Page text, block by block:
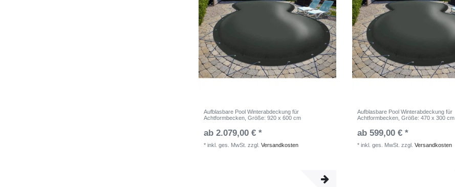
Aufblasbare Pool Winterabdeckung für
Achtformbecken , Größe: 920 x 600 cm
ab 2.079,00 € *
*inkl. ges. MwSt. zzgl.Versandkosten
Aufblasbare Pool Winterabdeckung für
Achtformbecken , Größe: 470 x 300 cm
ab 599,00 € *
*inkl. ges. MwSt. zzgl.Versandkosten